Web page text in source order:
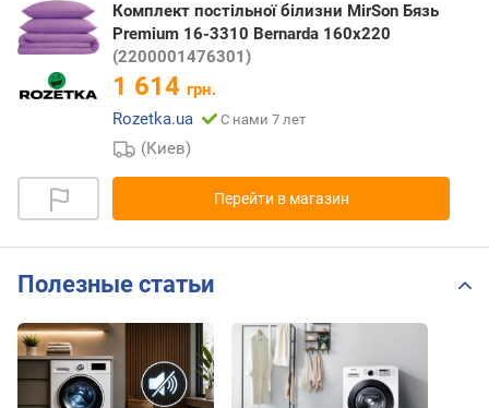
Комплект постільної білизни MirSon Бязь
Premium 16-3310 Bernarda 160х220
(2200001476301)
1 614 грн.
Rozetka.ua
С нами 7 лет
(Киев)
Перейти в магазин
Полезные статьи